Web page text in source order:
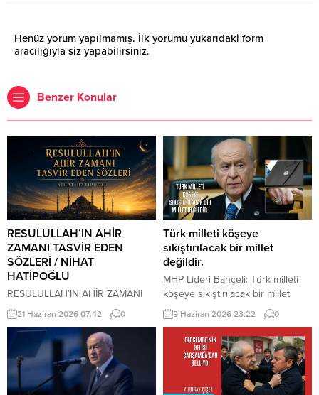
Henüz yorum yapılmamış. İlk yorumu yukarıdaki form
aracılığıyla siz yapabilirsiniz.
Benzer Konular
RESULULLAH’IN AHİR
ZAMANI TASVİR EDEN
SÖZLERİ / NİHAT
HATİPOĞLU
RESULULLAH’IN AHİR ZAMANI
TASVİR EDEN SÖZLERİ İnsanlar
heveslerine uyacaklar, zan ile
hükmedilecek. Bilinmeyen
konularda insanlar konuşacaklar.
Cehalet, dini bilmemek
çoğalacak. Çocuk istenmeyecek.
21 Haziran 2026 07:42 0
Türk milleti köşeye
sıkıştırılacak bir millet
değildir.
MHP Lideri Bahçeli: Türk milleti
köşeye sıkıştırılacak bir millet
değildir. Türk milleti, karşısına
yedi düvel de dizilse tarih
sahnesinden silinecek bir millet
değildir. Türkiye, ham hayaller
kurulup çizilen haritaların
kenarına sıkıştırılacak, eline bir
9 Haziran 2026 23:22 0